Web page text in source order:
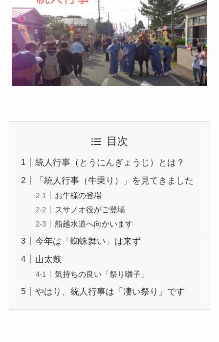
目次
統人行事（とうにんぎょうじ）とは？
「統人行事（牛乗り）」を見てきました
お牛様の登場
スサノオ役がご登場
船越水道へ向かいます
今年は「蜘蛛舞い」は来ず
山太鼓
気持ちの良い「祭り囃子」
やはり、統人行事は「凄い祭り」です